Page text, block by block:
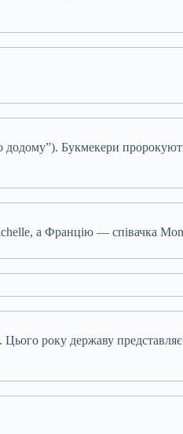
Букмекери
а Францію — співачка
Цього року державу